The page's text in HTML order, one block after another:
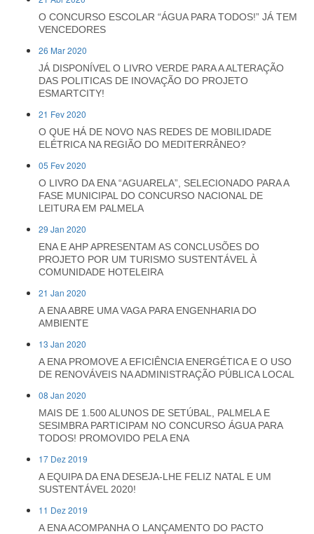
O CONCURSO ESCOLAR “ÁGUA PARA TODOS!” JÁ TEM
VENCEDORES
26 Mar 2020
JÁ DISPONÍVEL O LIVRO VERDE PARA A ALTERAÇÃO
DAS POLITICAS DE INOVAÇÃO DO PROJETO
ESMARTCITY!
21 Fev 2020
O QUE HÁ DE NOVO NAS REDES DE MOBILIDADE
ELÉTRICA NA REGIÃO DO MEDITERRÂNEO?
05 Fev 2020
O LIVRO DA ENA “AGUARELA”, SELECIONADO PARA A
FASE MUNICIPAL DO CONCURSO NACIONAL DE
LEITURA EM PALMELA
29 Jan 2020
ENA E AHP APRESENTAM AS CONCLUSÕES DO
PROJETO POR UM TURISMO SUSTENTÁVEL À
COMUNIDADE HOTELEIRA
21 Jan 2020
A ENA ABRE UMA VAGA PARA ENGENHARIA DO
AMBIENTE
13 Jan 2020
A ENA PROMOVE A EFICIÊNCIA ENERGÉTICA E O USO
DE RENOVÁVEIS NA ADMINISTRAÇÃO PÚBLICA LOCAL
08 Jan 2020
MAIS DE 1.500 ALUNOS DE SETÚBAL, PALMELA E
SESIMBRA PARTICIPAM NO CONCURSO ÁGUA PARA
TODOS! PROMOVIDO PELA ENA
17 Dez 2019
A EQUIPA DA ENA DESEJA-LHE FELIZ NATAL E UM
SUSTENTÁVEL 2020!
11 Dez 2019
A ENA ACOMPANHA O LANÇAMENTO DO PACTO